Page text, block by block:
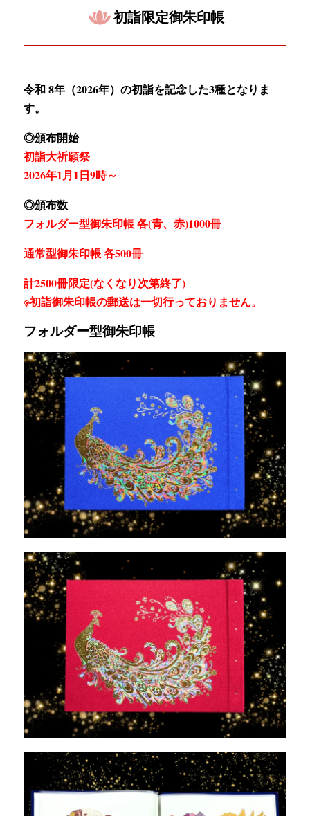
初詣限定御朱印帳
令和 8年（2026年）の初詣を記念した3種となりま
す。
◎頒布開始
初詣大祈願祭
2026年1月1日9時～
◎頒布数
フォルダー型御朱印帳 各(青、赤)1000冊
通常型御朱印帳 各500冊
計2500冊限定(なくなり次第終了)
※初詣御朱印帳の郵送は一切行っておりません。
フォルダー型御朱印帳